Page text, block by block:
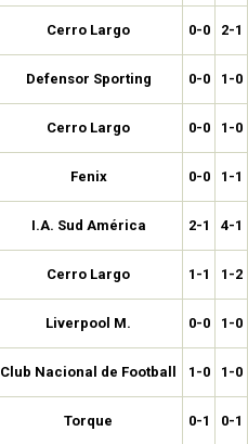
Cerro Largo 0-0 2-1
Defensor Sporting 0-0 1-0
Cerro Largo 0-0 1-0
Fenix 0-0 1-1
I.A. Sud América 2-1 4-1
Cerro Largo 1-1 1-2
Liverpool M. 0-0 1-0
Club Nacional de Football 1-0 1-0
Torque 0-1 0-1